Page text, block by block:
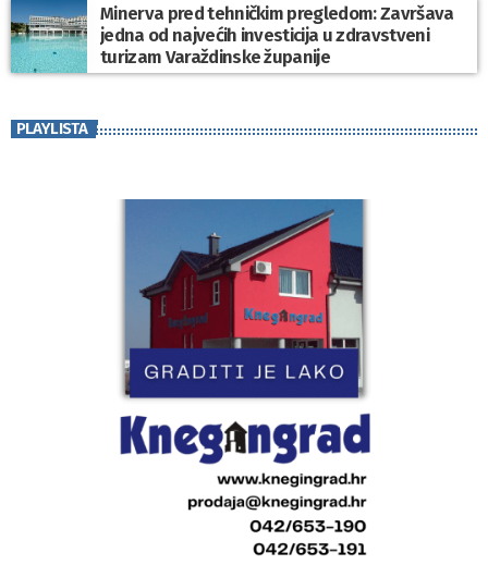
Minerva pred tehničkim pregledom: Završava
jedna od najvećih investicija u zdravstveni
turizam Varaždinske županije
PLAYLISTA